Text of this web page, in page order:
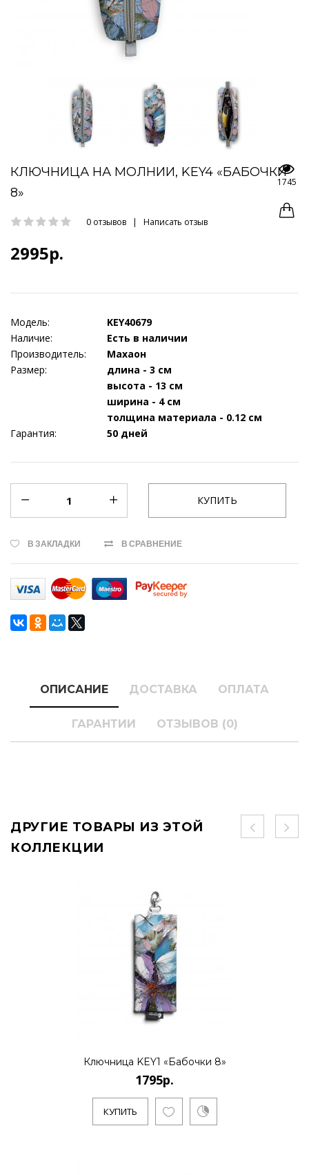
КЛЮЧНИЦА НА МОЛНИИ, KEY4 «БАБОЧКИ
8»
0 отзывов | Написать отзыв
2995р.
1745
Модель:
KEY40679
Наличие:
Есть в наличии
Производитель:
Махаон
Размер:
длина - 3 см
высота - 13 см
ширина - 4 см
толщина материала - 0.12 см
Гарантия:
50 дней
В ЗАКЛАДКИ В СРАВНЕНИЕ
ОПИСАНИЕ ДОСТАВКА ОПЛАТА
ГАРАНТИИ ОТЗЫВОВ (0)
ДРУГИЕ ТОВАРЫ ИЗ ЭТОЙ
КОЛЛЕКЦИИ
Ключница KEY1 «Бабочки 8»
1795р.
КУПИТЬ